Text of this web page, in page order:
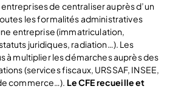
de centraliser auprès d’un
les formalités administratives
entreprise (immatriculation,
juridiques, radiation…). Les
à multiplier les démarches auprès des
(services fiscaux, URSSAF, INSEE,
commerce…). Le CFE recueille et